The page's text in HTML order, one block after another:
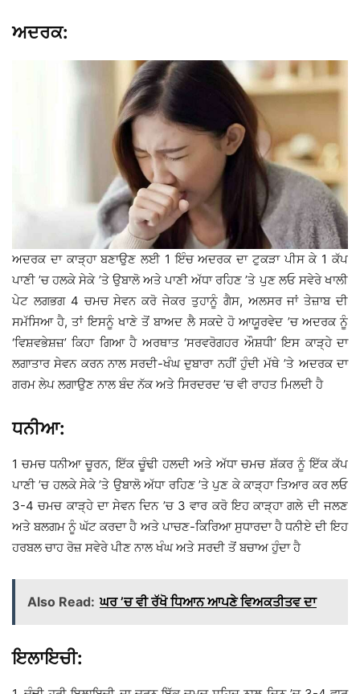
ਅਦਰਕ:
ਅਦਰਕ ਦਾ ਕਾੜ੍ਹਾ ਬਣਾਉਣ ਲਈ 1 ਇੰਚ ਅਦਰਕ ਦਾ ਟੁਕੜਾ ਪੀਸ ਕੇ 1 ਕੱਪ
ਪਾਣੀ ’ਚ ਹਲਕੇ ਸੇਕੇ ’ਤੇ ਉਬਾਲੋ ਅਤੇ ਪਾਣੀ ਅੱਧਾ ਰਹਿਣ ’ਤੇ ਪੁਣ ਲਓ ਸਵੇਰੇ ਖਾਲੀ
ਪੇਟ ਲਗਭਗ 4 ਚਮਚ ਸੇਵਨ ਕਰੋ ਜੇਕਰ ਤੁਹਾਨੂੰ ਗੈਸ, ਅਲਸਰ ਜਾਂ ਤੇਜ਼ਾਬ ਦੀ
ਸਮੱਸਿਆ ਹੈ, ਤਾਂ ਇਸਨੂੰ ਖਾਣੇ ਤੋਂ ਬਾਅਦ ਲੈ ਸਕਦੇ ਹੋ ਆਯੂਰਵੇਦ ’ਚ ਅਦਰਕ ਨੂੰ
‘ਵਿਸ਼ਵਭੇਸ਼ਜ਼’ ਕਿਹਾ ਗਿਆ ਹੈ ਅਰਥਾਤ ‘ਸਰਵਰੋਗਹਰ ਔਸ਼ਧੀ’ ਇਸ ਕਾੜ੍ਹੇ ਦਾ
ਲਗਾਤਾਰ ਸੇਵਨ ਕਰਨ ਨਾਲ ਸਰਦੀ-ਖੰਘ ਦੁਬਾਰਾ ਨਹੀਂ ਹੁੰਦੀ ਮੱਥੇ ’ਤੇ ਅਦਰਕ ਦਾ
ਗਰਮ ਲੇਪ ਲਗਾਉਣ ਨਾਲ ਬੰਦ ਨੱਕ ਅਤੇ ਸਿਰਦਰਦ ’ਚ ਵੀ ਰਾਹਤ ਮਿਲਦੀ ਹੈ
ਧਨੀਆ:
1 ਚਮਚ ਧਨੀਆ ਚੂਰਨ, ਇੱਕ ਚੂੰਢੀ ਹਲਦੀ ਅਤੇ ਅੱਧਾ ਚਮਚ ਸ਼ੱਕਰ ਨੂੰ ਇੱਕ ਕੱਪ
ਪਾਣੀ ’ਚ ਹਲਕੇ ਸੇਕੇ ’ਤੇ ਉਬਾਲੋ ਅੱਧਾ ਰਹਿਣ ’ਤੇ ਪੁਣ ਕੇ ਕਾੜ੍ਹਾ ਤਿਆਰ ਕਰ ਲਓ
3-4 ਚਮਚ ਕਾੜ੍ਹੇ ਦਾ ਸੇਵਨ ਦਿਨ ’ਚ 3 ਵਾਰ ਕਰੋ ਇਹ ਕਾੜ੍ਹਾ ਗਲੇ ਦੀ ਜਲਣ
ਅਤੇ ਬਲਗਮ ਨੂੰ ਘੱਟ ਕਰਦਾ ਹੈ ਅਤੇ ਪਾਚਣ-ਕਿਰਿਆ ਸੁਧਾਰਦਾ ਹੈ ਧਨੀਏ ਦੀ ਇਹ
ਹਰਬਲ ਚਾਹ ਰੋਜ਼ ਸਵੇਰੇ ਪੀਣ ਨਾਲ ਖੰਘ ਅਤੇ ਸਰਦੀ ਤੋਂ ਬਚਾਅ ਹੁੰਦਾ ਹੈ
Also Read: ਘਰ ’ਚ ਵੀ ਰੱਖੋ ਧਿਆਨ ਆਪਣੇ ਵਿਅਕਤੀਤਵ ਦਾ
ਇਲਾਇਚੀ: